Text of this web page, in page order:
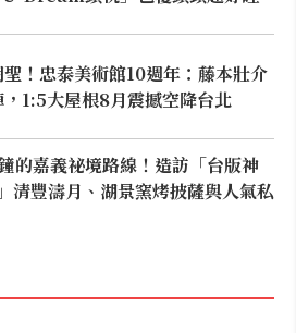
！忠泰美術館10週年：藤本壯介
1:5大屋根8月震撼空降台北
的嘉義祕境路線！造訪「台版神
清豐濤月、湖景窯烤披薩與人氣私